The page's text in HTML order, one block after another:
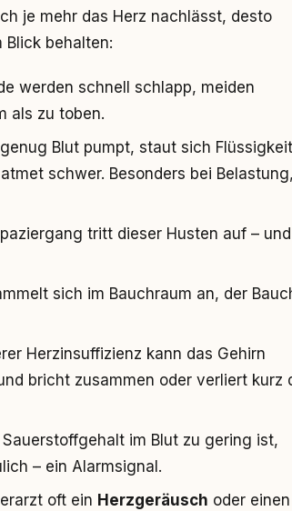
je mehr das Herz nachlässt, desto
Blick behalten:
werden schnell schlapp, meiden
als zu toben.
Blut pumpt, staut sich
schwer. Besonders bei Belastung,
tritt dieser Husten auf –
sich im Bauchraum an, der
Herzinsuffizienz kann das Gehirn
bricht zusammen oder verliert kurz
Sauerstoffgehalt im Blut zu gering ist,
– ein Alarmsignal.
oft ein Herzgeräusch oder einen